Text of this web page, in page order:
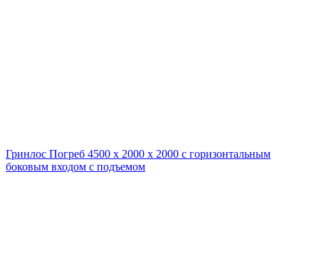
Гринлос Погреб 4500 х 2000 х 2000 с горизонтальным
боковым входом с подъемом